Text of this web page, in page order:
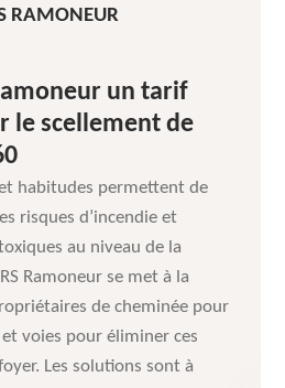
RAMONEUR
un tarif
le scellement de
habitudes permettent de
risques d’incendie et
au niveau de la
Ramoneur se met à la
de cheminée pour
voies pour éliminer ces
Les solutions sont à